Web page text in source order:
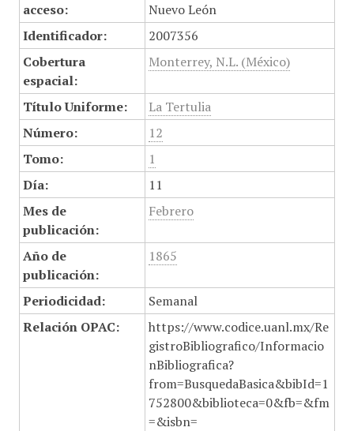
acceso:
Nuevo León
Identificador:
2007356
Cobertura
espacial:
Monterrey, N.L. (México)
Título Uniforme:
La Tertulia
Número:
12
Tomo:
1
Día:
11
Mes de
publicación:
Febrero
Año de
publicación:
1865
Periodicidad:
Semanal
Relación OPAC:
https://www.codice.uanl.mx/Re
gistroBibliografico/Informacio
nBibliografica?
from=BusquedaBasica&bibId=1
752800&biblioteca=0&fb=&fm
=&isbn=